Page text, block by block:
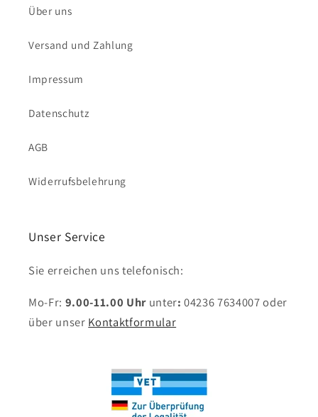
Über uns
Versand und Zahlung
Impressum
Datenschutz
AGB
Widerrufsbelehrung
Unser Service
Sie erreichen uns telefonisch:
Mo-Fr: 9.00-11.00 Uhr unter:04236 7634007 oder
über unser Kontaktformular